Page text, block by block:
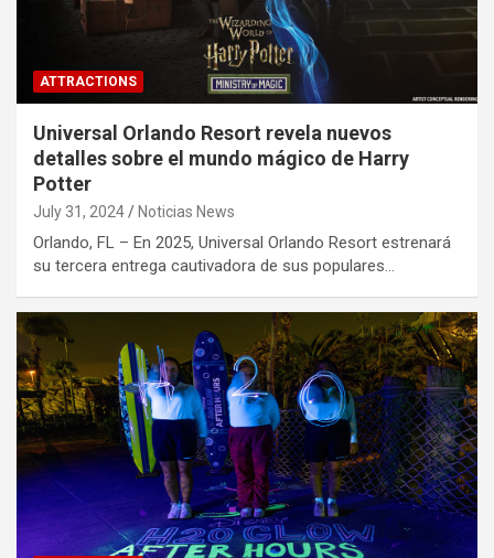
ATTRACTIONS
Universal Orlando Resort revela nuevos
detalles sobre el mundo mágico de Harry
Potter
July 31, 2024 Noticias News
Orlando, FL – En 2025, Universal Orlando Resort estrenará
su tercera entrega cautivadora de sus populares…